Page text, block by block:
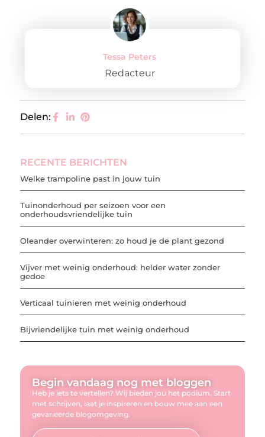
Tessa Peters
Redacteur
Delen:
RECENTE BERICHTEN
Welke trampoline past in jouw tuin
Tuinonderhoud per seizoen voor een
onderhoudsvriendelijke tuin
Oleander overwinteren: zo houd je de plant gezond
Vijver met weinig onderhoud: helder water zonder
gedoe
Verticaal tuinieren met weinig onderhoud
Bijvriendelijke tuin met weinig onderhoud
Begin vandaag nog met bloggen
Heb je iets te vertellen? Wij bieden jou het podium. Start
met schrijven, laat je inspireren en bouw mee aan een
gevarieerde blogomgeving.